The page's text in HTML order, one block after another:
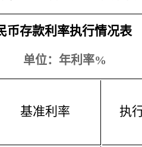
币存款利率执行情况表
单位：年利率%
基准利率 执